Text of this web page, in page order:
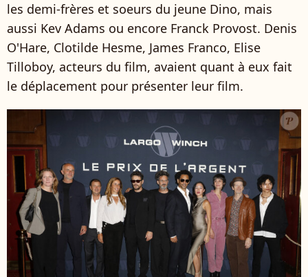
les demi-frères et soeurs du jeune Dino, mais
aussi Kev Adams ou encore Franck Provost. Denis
O'Hare, Clotilde Hesme, James Franco, Elise
Tilloboy, acteurs du film, avaient quant à eux fait
le déplacement pour présenter leur film.